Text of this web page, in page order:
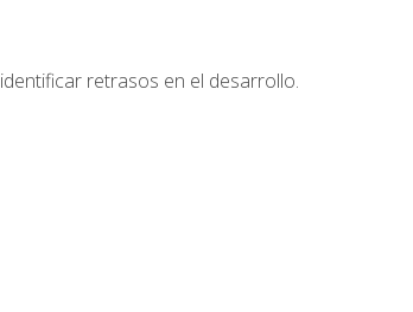
retrasos en el desarrollo.